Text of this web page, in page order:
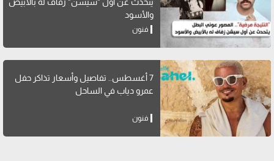
يتحدث عن أول "سيشن" زفاف له بالأبيض
والأسود
فنون
7 أغسطس.. تفاصيل وأسعار تذاكر حفل
عمرو دياب في الساحل
فنون